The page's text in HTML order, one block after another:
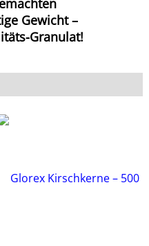
Gewicht –
Granulat!